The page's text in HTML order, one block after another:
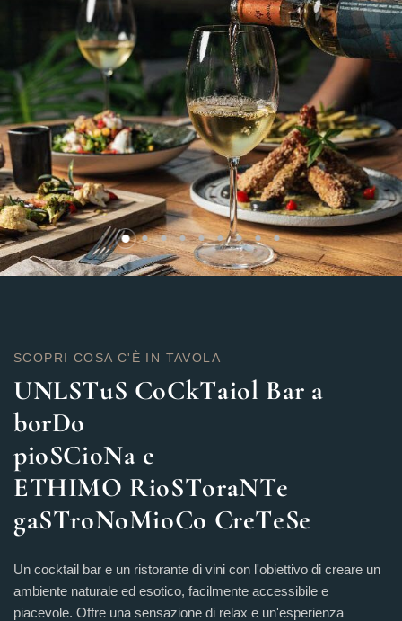
SCOPRI COSA C'È IN TAVOLA
UNLSTuS CoCkTaiol Bar a
borDo
pioSCioNa e
ETHIMO RioSToraNTe
gaSTroNoMioCo CreTeSe
Un cocktail bar e un ristorante di vini con l'obiettivo di creare un
ambiente naturale ed esotico, facilmente accessibile e
piacevole. Offre una sensazione di relax e un'esperienza